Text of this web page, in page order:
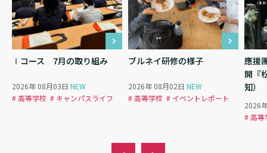
Ⅰコース 7月の取り組み
2026年 08月03日 NEW
# 高等学校 # キャンパスライフ
ブルネイ研修の様子
2026年 08月02日 NEW
# 高等学校 # イベントレポート
應援
開『
知）
2026
# 高等